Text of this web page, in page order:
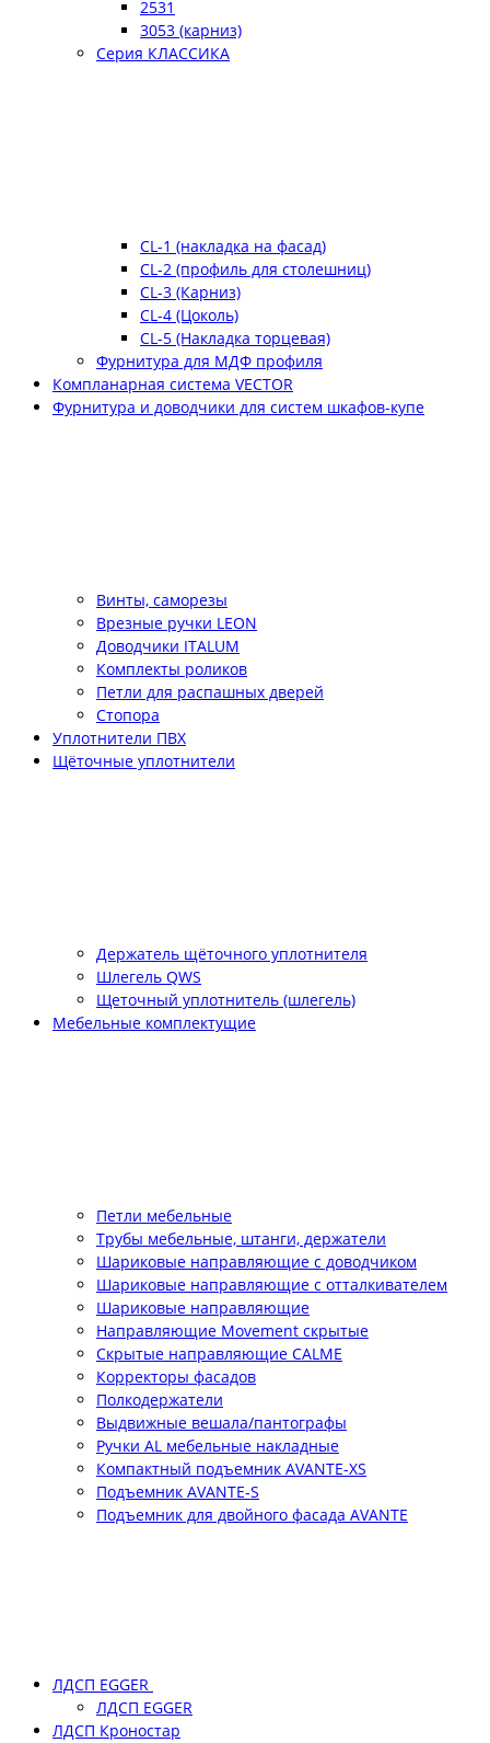
2531
3053 (карниз)
Серия КЛАССИКА
CL-1 (накладка на фасад)
CL-2 (профиль для столешниц)
CL-3 (Карниз)
CL-4 (Цоколь)
CL-5 (Накладка торцевая)
Фурнитура для МДФ профиля
Компланарная система VECTOR
Фурнитура и доводчики для систем шкафов-купе
Винты, саморезы
Врезные ручки LEON
Доводчики ITALUM
Комплекты роликов
Петли для распашных дверей
Стопора
Уплотнители ПВХ
Щёточные уплотнители
Держатель щёточного уплотнителя
Шлегель QWS
Щеточный уплотнитель (шлегель)
Мебельные комплектущие
Петли мебельные
Трубы мебельные, штанги, держатели
Шариковые направляющие с доводчиком
Шариковые направляющие с отталкивателем
Шариковые направляющие
Направляющие Movement скрытые
Скрытые направляющие CALME
Корректоры фасадов
Полкодержатели
Выдвижные вешала/пантографы
Ручки AL мебельные накладные
Компактный подъемник АVANTE-XS
Подъемник АVANTE-S
Подъемник для двойного фасада АVANTE
ЛДСП EGGER
ЛДСП EGGER
ЛДСП Кроностар